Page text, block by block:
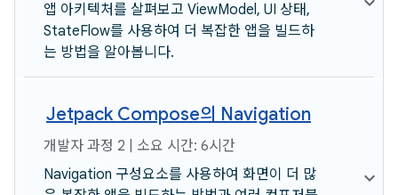
앱 아키텍처를 살펴보고 ViewModel, UI 상태,
StateFlow를 사용하여 더 복잡한 앱을 빌드하
는 방법을 알아봅니다.
Jetpack Compose의 Navigation
개발자 과정 2 | 소요 시간: 6시간
Navigation 구성요소를 사용하여 화면이 더 많